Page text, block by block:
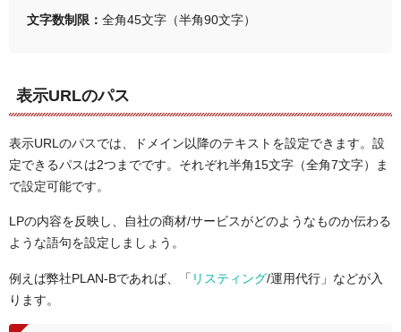
文字数制限： 全角45文字（半角90文字）
表示URLのパス
表示URLのパスでは、ドメイン以降のテキストを設定できます。設
定できるパスは2つまでです。それぞれ半角15文字（全角7文字）ま
で設定可能です。
LPの内容を反映し、自社の商材/サービスがどのようなものか伝わる
ような語句を設定しましょう。
例えば弊社PLAN-Bであれば、「 リスティング/運用代行」などが入
ります。